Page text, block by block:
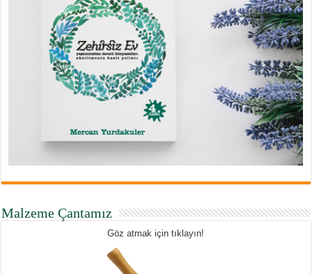
Malzeme Çantamız
Göz atmak için tıklayın!